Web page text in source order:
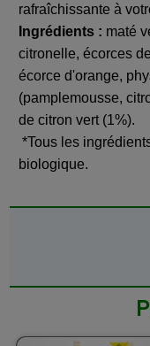
rafraîchissante à
Ingrédients : maté
citronelle, écorces
écorce d'orange,
(pamplemousse,
de citron vert (1%).
*Tous les
biologique.